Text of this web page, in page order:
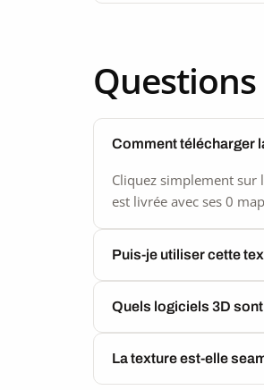
Comment télécharger
Cliquez simplement sur
est livrée avec ses 0
Puis-je utiliser cette
Quels logiciels 3D
La texture est-elle